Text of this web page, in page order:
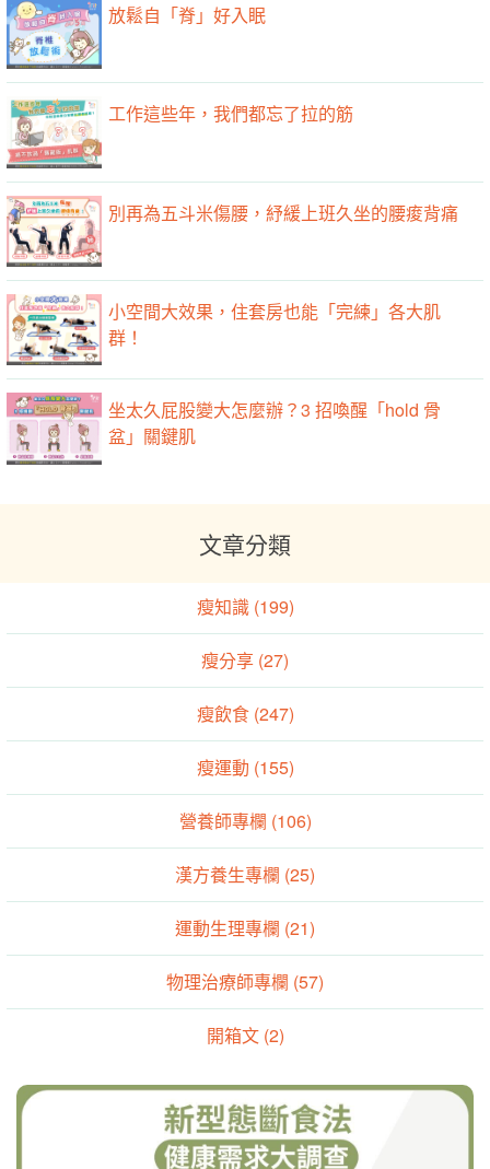
放鬆自「脊」好入眠
工作這些年，我們都忘了拉的筋
別再為五斗米傷腰，紓緩上班久坐的腰痠背痛
小空間大效果，住套房也能「完練」各大肌
群！
坐太久屁股變大怎麼辦？3 招喚醒「hold 骨
盆」關鍵肌
文章分類
瘦知識 (199)
瘦分享 (27)
瘦飲食 (247)
瘦運動 (155)
營養師專欄 (106)
漢方養生專欄 (25)
運動生理專欄 (21)
物理治療師專欄 (57)
開箱文 (2)